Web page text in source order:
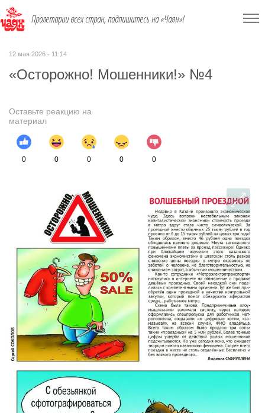
Пролетарии всех стран, подпишитесь на «Чаян»!
12 мая 2026 - 11:14
«Осторожно! Мошенники!» №4
Оставьте реакцию на
материал
0 0 0 0 0